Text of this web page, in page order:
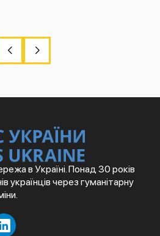
в Україні. Понад 30 років
українців через гуманітарну